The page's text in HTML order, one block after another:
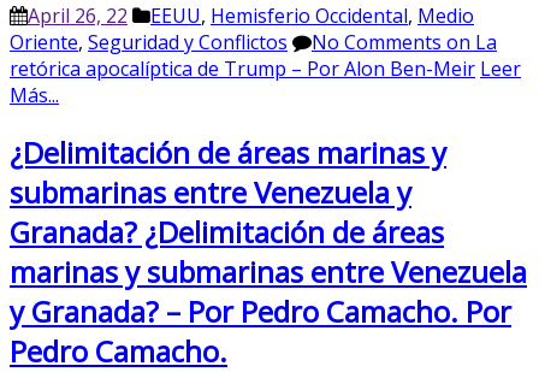
April 26, 22 EEUU, Hemisferio Occidental, Medio
Oriente, Seguridad y Conflictos No Comments on La
retórica apocalíptica de Trump – Por Alon Ben-Meir Leer
Más...
¿Delimitación de áreas marinas y
submarinas entre Venezuela y
Granada? ¿Delimitación de áreas
marinas y submarinas entre Venezuela
y Granada? – Por Pedro Camacho. Por
Pedro Camacho.